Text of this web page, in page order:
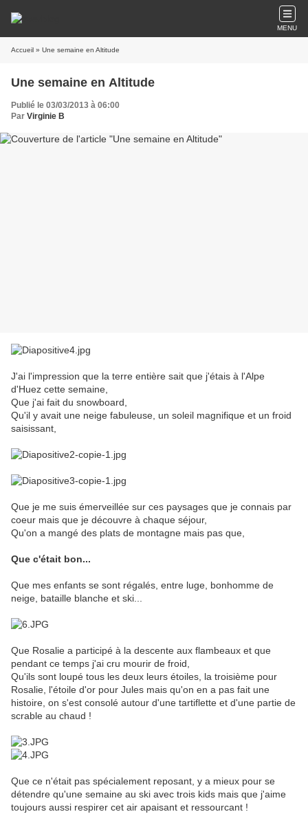
MENU
Accueil » Une semaine en Altitude
Une semaine en Altitude
Publié le 03/03/2013 à 06:00
Par Virginie B
J'ai l'impression que la terre entière sait que j'étais à l'Alpe
d'Huez cette semaine,
Que j'ai fait du snowboard,
Qu'il y avait une neige fabuleuse, un soleil magnifique et un froid
saisissant,
Que je me suis émerveillée sur ces paysages que je connais par
coeur mais que je découvre à chaque séjour,
Qu'on a mangé des plats de montagne mais pas que,
Que c'était bon...
Que mes enfants se sont régalés, entre luge, bonhomme de
neige, bataille blanche et ski...
Que Rosalie a participé à la descente aux flambeaux et que
pendant ce temps j'ai cru mourir de froid,
Qu'ils sont loupé tous les deux leurs étoiles, la troisième pour
Rosalie, l'étoile d'or pour Jules mais qu'on en a pas fait une
histoire, on s'est consolé autour d'une tartiflette et d'une partie de
scrable au chaud !
Que ce n'était pas spécialement reposant, y a mieux pour se
détendre qu'une semaine au ski avec trois kids mais que j'aime
toujours aussi respirer cet air apaisant et ressourcant !